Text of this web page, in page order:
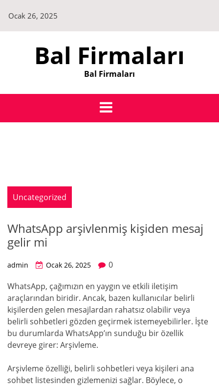
content
Ocak 26, 2025
Bal Firmaları
Bal Firmaları
Uncategorized
WhatsApp arşivlenmiş kişiden mesaj
gelir mi
admin Ocak 26, 2025
0
WhatsApp, çağımızın en yaygın ve etkili iletişim
araçlarından biridir. Ancak, bazen kullanıcılar belirli
kişilerden gelen mesajlardan rahatsız olabilir veya
belirli sohbetleri gözden geçirmek istemeyebilirler. İşte
bu durumlarda WhatsApp’ın sunduğu bir özellik
devreye girer: Arşivleme.
Arşivleme özelliği, belirli sohbetleri veya kişileri ana
sohbet listesinden gizlemenizi sağlar. Böylece, o